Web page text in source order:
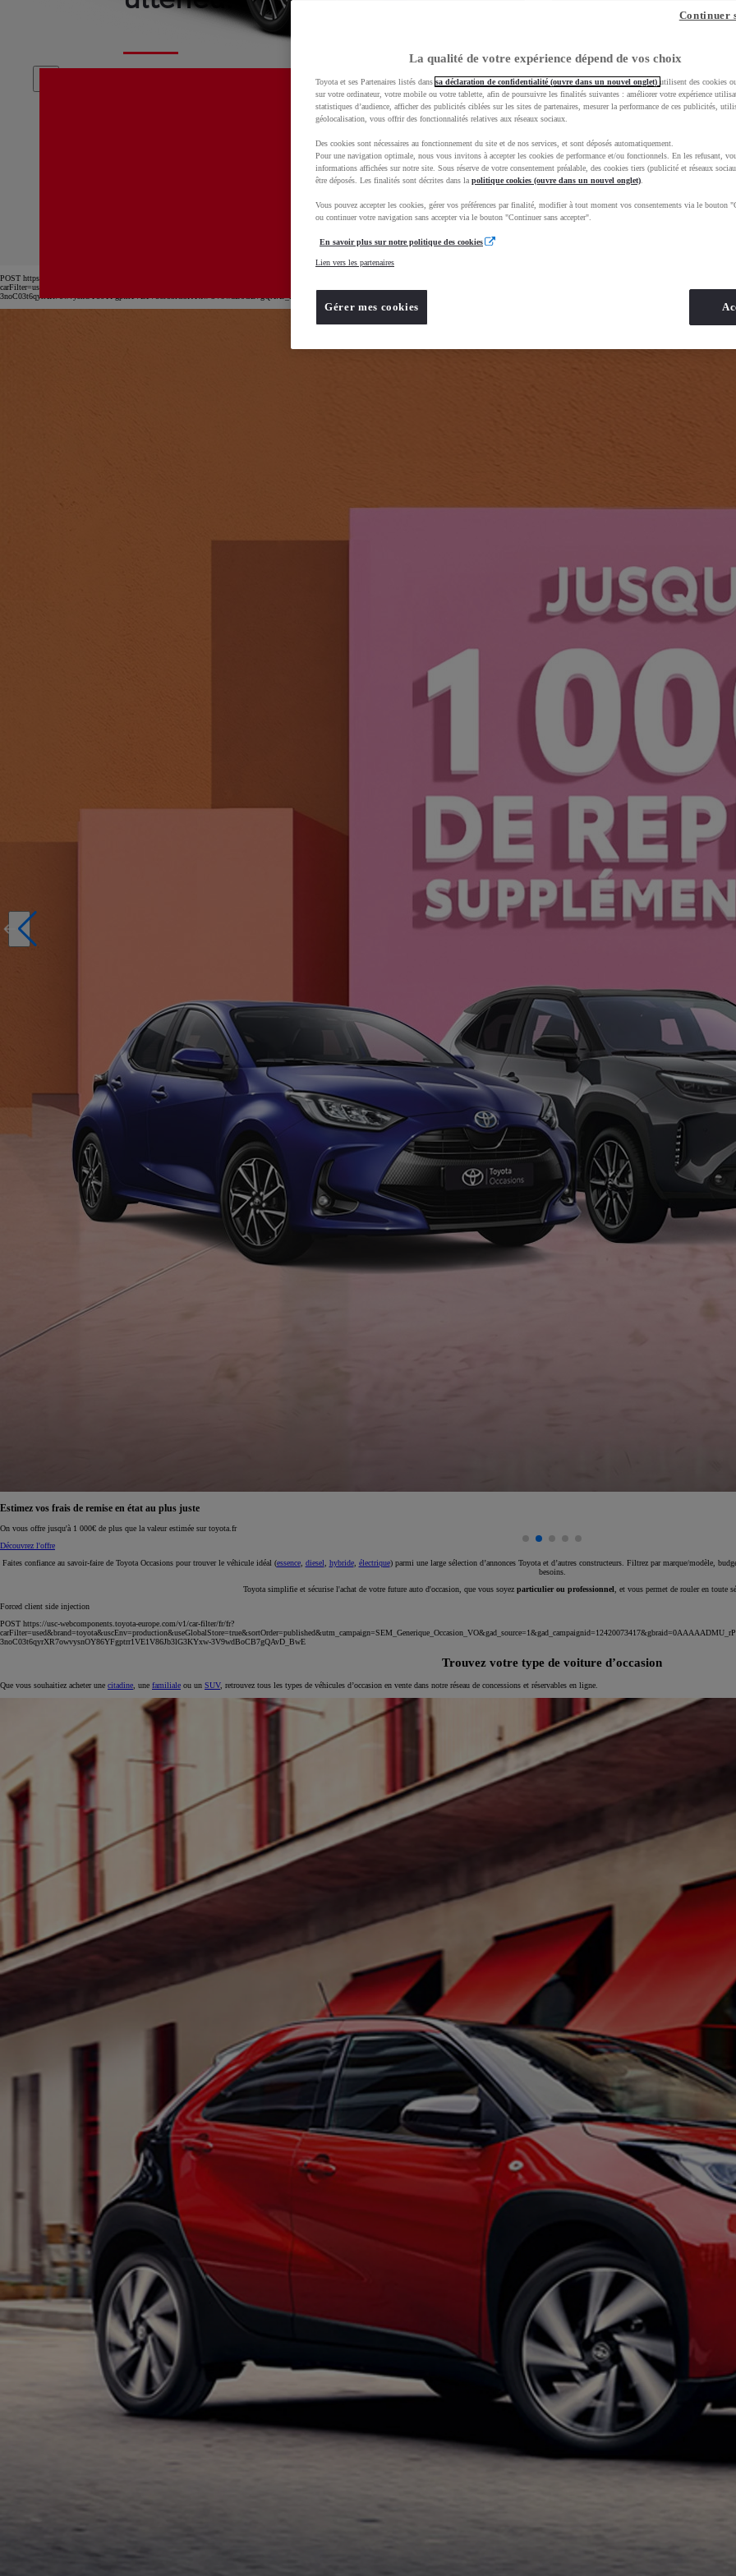
À partir de 19 700 €
Nouvelle Yaris Cross
Disponible prochainement
HYBRIDE OU HYBRIDE RECHARGEABLE
Nous tentons de résoudre cet incident dès que
possible. Merci de rafraichir la page ou de réessayer
POST https://usc-webcomponents.toyota-europe.com/v1/car-filter-header/fr/fr?
3noC03t6qyrXR7owvysnOY86YFgptrr1VE1V86Jb3lG3KYxw-3V9wdBoCB7gQAvD_BwE
Estimez vos frais de remise en état au plus juste
On vous offre jusqu'à 1 000€ de plus que la valeur estimée sur toyota.fr
Découvrez l'offre
Faites confiance au savoir-faire de Toyota Occasions pour trouver le véhicule idéal (essence, diesel hybride, électrique) parmi une large sélection d’annonces Toyota et d’autres constructeurs. Filtrez par marque/modèle,
besoins.
Toyota simplifie et sécurise l'achat de votre future auto d'occasion, que vous soyez particulier ou professionnel , et vous permet de rouler en toute
Forced client side injection
POST https://usc-webcomponents.toyota-europe.com/v1/car-filter/fr/fr?
3noC03t6qyrXR7owvysnOY86YFgptrr1VE1V86Jb3lG3KYxw-3V9wdBoCB7gQAvD_BwE
Trouvez votre type de voiture d’occasion
Que vous souhaitiez acheter une citadine , une familiale ou un SUV, retrouvez tous les types de véhicules d’occasion en vente dans notre réseau de concessions et réservables en ligne.
La qualité de votre expérience dépend de vos choix
Toyota et ses Partenaires listés dans sa déclaration de confidentialité (ouvre dans un nouvel onglet) utilisent des cookies
sur votre ordinateur, votre mobile ou votre tablette, afin de poursuivre les finalités suivantes : améliorer votre expérience
statistiques d’audience, afficher des publicités ciblées sur les sites de partenaires, mesurer la performance de ces publicités,
géolocalisation, vous offrir des fonctionnalités relatives aux réseaux sociaux.
Des cookies sont nécessaires au fonctionnement du site et de nos services, et sont déposés automatiquement.
Pour une navigation optimale, nous vous invitons à accepter les cookies de performance et/ou fonctionnels. En les refusant,
informations affichées sur notre site. Sous réserve de votre consentement préalable, des cookies tiers (publicité et réseaux
être déposés. Les finalités sont décrites dans la politique cookies (ouvre dans un nouvel onglet)
Vous pouvez accepter les cookies, gérer vos préférences par finalité, modifier à tout moment vos consentements via le bouton
ou continuer votre navigation sans accepter via le bouton "Continuer sans accepter".
En savoir plus sur notre politique des cookies
Lien vers les partenaires
Gérer mes cookies
Continuer